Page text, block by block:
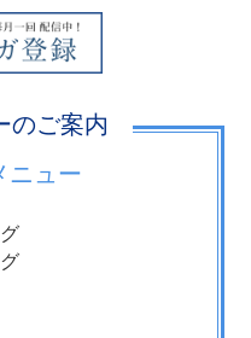
のご案内
ニュー